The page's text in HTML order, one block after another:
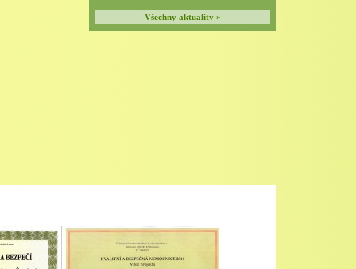
Všechny aktuality »